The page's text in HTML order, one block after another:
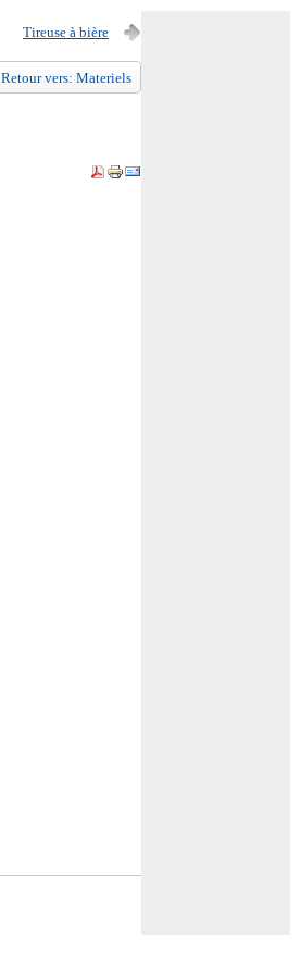
Tireuse à bière
Retour vers: Materiels